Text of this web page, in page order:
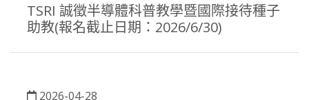
TSRI 誠徵半導體科普教學暨國際接待種子
助教(報名截止日期：2026/6/30)
2026-04-28